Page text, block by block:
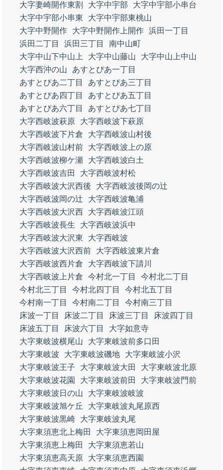
大字妻崎開作東割
大字中宇部
大字中宇部小串台
大字中宇部小串東
大字中宇部東桃山
大字中野開作
大字中野開作上開作 浜田一丁目
浜田二丁目
浜田三丁目
南中山町
大字中山下中山上
大字中山藤山
大字中山上中山
大字西沖の山
あすとぴあ一丁目
あすとぴあ二丁目
あすとぴあ三丁目
あすとぴあ四丁目
あすとぴあ五丁目
あすとぴあ六丁目
あすとぴあ七丁目
大字西岐波萩原
大字西岐波下萩原
大字西岐波下片倉
大字西岐波山村後
大字西岐波山村前
大字西岐波上の原
大字西岐波柳ケ瀬
大字西岐波白土
大字西岐波吉田
大字西岐波村松
大字西岐波大沢西後
大字西岐波後岡の辻
大字西岐波岡の辻
大字西岐波亀浦
大字西岐波大沢西
大字西岐波江頭
大字西岐波長生
大字西岐波浜中
大字西岐波大沢東
大字西岐波
大字西岐波大沢西前
大字西岐波東片倉
大字西岐波西片倉
大字西岐波下請川
大字西岐波上片倉
今村北一丁目
今村北二丁目
今村北三丁目
今村北四丁目
今村北五丁目
今村南一丁目
今村南二丁目
今村南三丁目
床波一丁目
床波二丁目 床波三丁目
床波四丁目
床波五丁目
床波六丁目
大字如意寺
大字東岐波横尾山
大字東岐波前多口田
大字東岐波
大字東岐波磯地
大字東岐波小沢
大字東岐波王子
大字東岐波大田
大字東岐波北原
大字東岐波花園
大字東岐波前田
大字東岐波門前
大字東岐波日の山
大字東岐波岐波
大字東岐波旭ケ丘
大字東岐波丸尾原西
大字東岐波黒崎
大字東岐波丸尾
大字東須恵北上梅田
大字東須恵岡田屋
大字東須恵上梅田
大字東須恵若山
大字東須恵高天原
大字東須恵西園